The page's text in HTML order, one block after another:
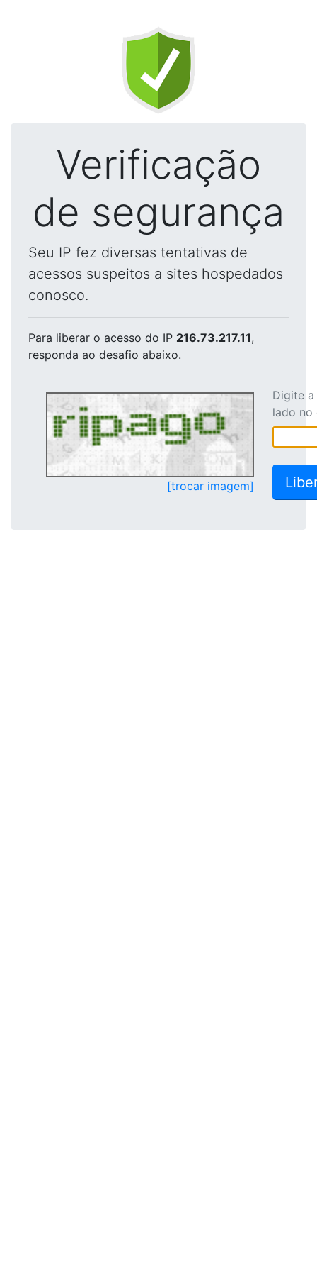
Verificação
de segurança
Seu IP fez diversas tentativas de
acessos suspeitos a sites hospedados
conosco.
Para liberar o acesso do IP 216.73.217.11,
responda ao desafio abaixo.
[trocar imagem]
Digite
lado no